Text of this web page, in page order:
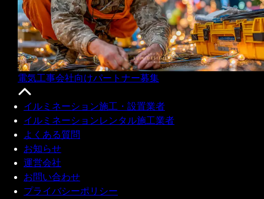
電気工事会社向けパートナー募集
イルミネーション施工・設置業者
イルミネーションレンタル施工業者
よくある質問
お知らせ
運営会社
お問い合わせ
プライバシーポリシー